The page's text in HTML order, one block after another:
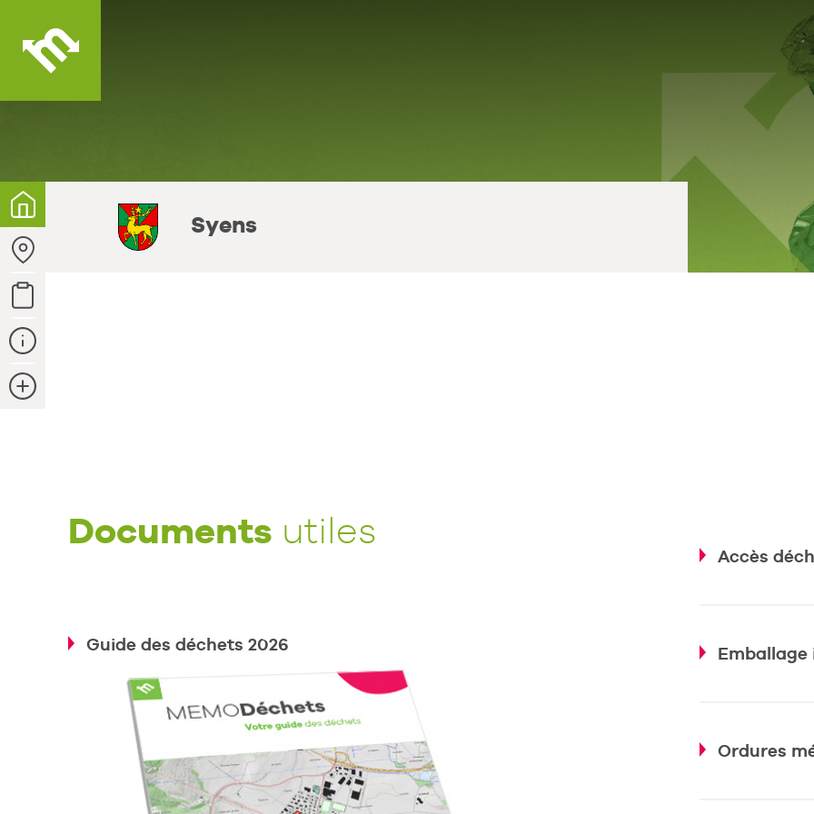
Points
de
collectes
Type de
déchets
Contact
et infos
Plus
d'info
Syens
Documents utiles
Guide des déchets 2026
Accès
Emballage
Ordures